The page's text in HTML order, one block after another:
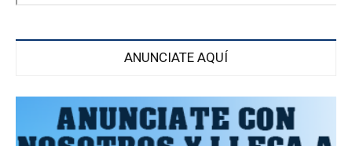
ANUNCIATE AQUÍ